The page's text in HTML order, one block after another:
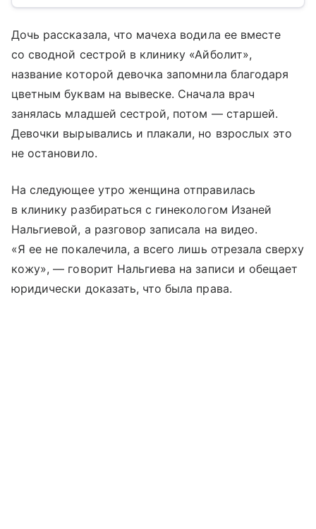
Дочь рассказала, что мачеха водила ее вместе
со сводной сестрой в клинику «Айболит»,
название которой девочка запомнила благодаря
цветным буквам на вывеске. Сначала врач
занялась младшей сестрой, потом — старшей.
Девочки вырывались и плакали, но взрослых это
не остановило.
На следующее утро женщина отправилась
в клинику разбираться с гинекологом Изаней
Нальгиевой, а разговор записала на видео.
«Я ее не покалечила, а всего лишь отрезала сверху
кожу», — говорит Нальгиева на записи и обещает
юридически доказать, что была права.